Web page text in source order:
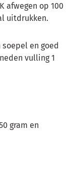
afwegen op 100
uitdrukken.
en goed
vulling 1
gram en